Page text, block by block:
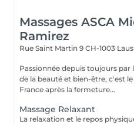
Massages ASCA
Ramirez
Rue Saint Martin 9 CH-1003
Passionnée depuis toujours par
de la beauté et bien-être, c'est
France après la fermeture...
Massage Relaxant